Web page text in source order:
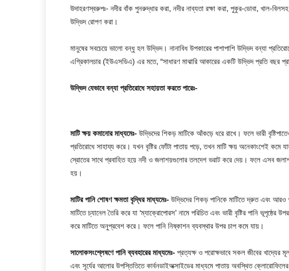
উদাহরণস্বরুপঃ- নদীর বাঁক পুনরুদ্ধার করা, নদীর নাব্যতা রক্ষা করা, পুকুর-ডোবা, খাল-
উদ্ভিদ রোপণ করা।
মানুষের সবচেয়ে ভালো বন্ধু হল উদ্ভিদ। নানাবিধ উপকারের পাশাপাশি উদ্ভিদ বন্যা
এগ্রিকালচার (ইউএসডিএ) এর মতে, “সাধারণ মাঝারি আকারের একটি উদ্ভিদ প্রতি বছর
উদ্ভিদ যেভাবে বন্যা প্রতিরোধে সহায়তা করতে পারেঃ-
মাটি ক্ষয় কমানোর মাধ্যমেঃ- উদ্ভিদের শিকড় মাটিকে আঁকড়ে ধরে রাখে। ফলে ভারী
প্রতিরোধে সাহায্য করে। যখন বৃষ্টির ফোঁটা পাতায় পড়ে, তখন মাটি ক্ষয় অনেকাংশেই কমে
স্রোতের সাথে প্রবাহিত হয়ে নদী ও জলাশয়গুলোর তলদেশ ভরাট করে দেয়। ফলে এসব
হয়।
মাটির পানি শোষণ ক্ষমতা বৃদ্ধির মাধ্যমেঃ- উদ্ভিদের শিকড় পানিকে মাটিতে দ্রুত এবং
মাটিতে চ্যানেল তৈরি করে যা ‘ম্যাক্রোপোরস’ নামে পরিচিত এবং ভারী বৃষ্টির পানি ভূপৃষ্ঠের
করে মাটিতে অনুপ্রবেশ করে। ফলে পানি নিষ্কাশন ব্যবস্থার উপর চাপ কমে যায়।
সালোকসংশ্লেষণে পানি ব্যবহারের মাধ্যমেঃ- প্রত্যক্ষ ও পরোক্ষভাবে সকল জীবের খাদ্যের
এবং সূর্যের আলোর উপস্তিতিতে কার্বনডাইঅক্সাইডের মাধ্যমে পাতায় অবস্থিত